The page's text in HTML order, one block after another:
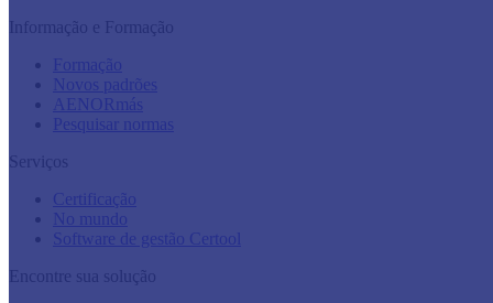
Informação e Formação
Formação
Novos padrões
AENORmás
Pesquisar normas
Serviços
Certificação
No mundo
Software de gestão Certool
Encontre sua solução